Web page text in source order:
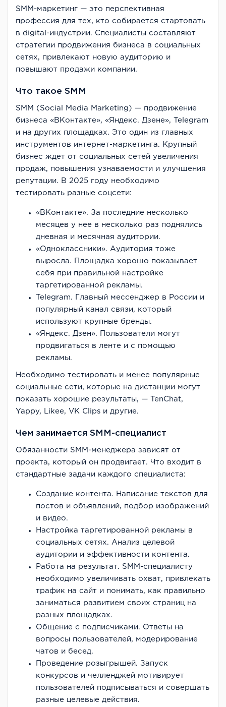
SMM-маркетинг — это перспективная
профессия для тех, кто собирается стартовать
в digital-индустрии. Специалисты составляют
стратегии продвижения бизнеса в социальных
сетях, привлекают новую аудиторию и
повышают продажи компании.
Что такое SMM
SMM (Social Media Marketing) — продвижение
бизнеса «ВКонтакте», «Яндекс. Дзене», Telegram
и на других площадках. Это один из главных
инструментов интернет-маркетинга. Крупный
бизнес ждет от социальных сетей увеличения
продаж, повышения узнаваемости и улучшения
репутации. В 2025 году необходимо
тестировать разные соцсети:
«ВКонтакте». За последние несколько
месяцев у нее в несколько раз поднялись
дневная и месячная аудитории.
«Одноклассники». Аудитория тоже
выросла. Площадка хорошо показывает
себя при правильной настройке
таргетированной рекламы.
Telegram. Главный мессенджер в России и
популярный канал связи, который
используют крупные бренды.
«Яндекс. Дзен». Пользователи могут
продвигаться в ленте и с помощью
рекламы.
Необходимо тестировать и менее популярные
социальные сети, которые на дистанции могут
показать хорошие результаты, — TenChat,
Yappy, Likee, VK Clips и другие.
Чем занимается SMM-специалист
Обязанности SMM-менеджера зависят от
проекта, который он продвигает. Что входит в
стандартные задачи каждого специалиста:
Создание контента. Написание текстов для
постов и объявлений, подбор изображений
и видео.
Настройка таргетированной рекламы в
социальных сетях. Анализ целевой
аудитории и эффективности контента.
Работа на результат. SMM-специалисту
необходимо увеличивать охват, привлекать
трафик на сайт и понимать, как правильно
заниматься развитием своих страниц на
разных площадках.
Общение с подписчиками. Ответы на
вопросы пользователей, модерирование
чатов и бесед.
Проведение розыгрышей. Запуск
конкурсов и челленджей мотивирует
пользователей подписываться и совершать
разные целевые действия.